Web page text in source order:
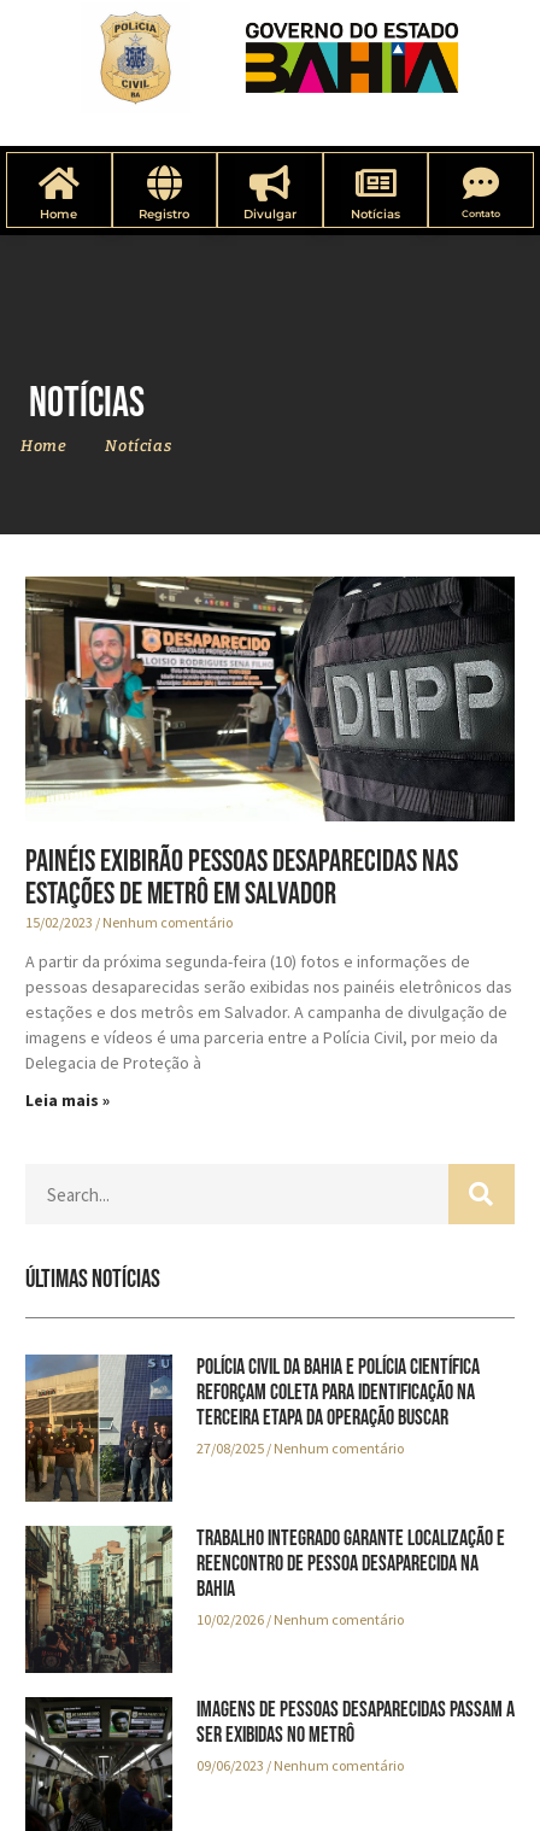
Home Registro Divulgar Notícias Contato
Notícias
Home Notícias
Painéis exibirão pessoas desaparecidas nas
estações de metrô em Salvador
15/02/2023 Nenhum comentário
A partir da próxima segunda-feira (10) fotos e informações de
pessoas desaparecidas serão exibidas nos painéis eletrônicos das
estações e dos metrôs em Salvador. A campanha de divulgação de
imagens e vídeos é uma parceria entre a Polícia Civil, por meio da
Delegacia de Proteção à
Leia mais »
Últimas notícias
Polícia Civil da Bahia e Polícia Científica
reforçam coleta para identificação na
terceira etapa da Operação Buscar
27/08/2025 Nenhum comentário
TRABALHO INTEGRADO GARANTE LOCALIZAÇÃO E
REENCONTRO DE PESSOA DESAPARECIDA NA
BAHIA
10/02/2026 Nenhum comentário
Imagens de pessoas desaparecidas passam a
ser exibidas no metrô
09/06/2023 Nenhum comentário